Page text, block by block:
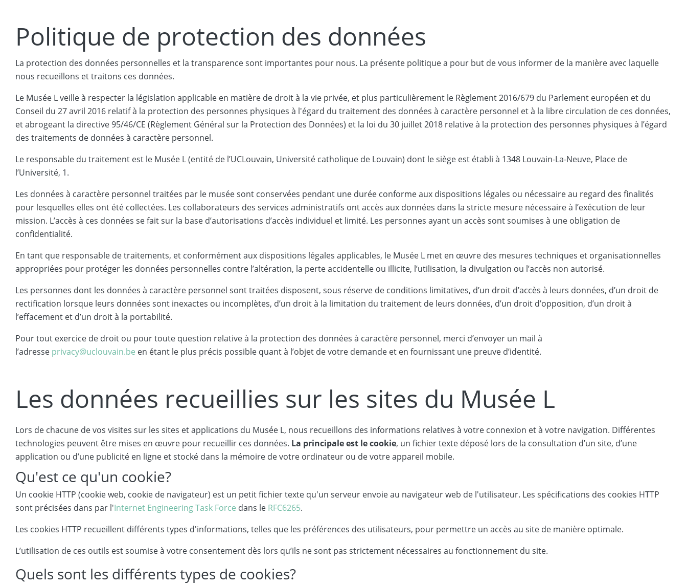
Politique de protection des données
La protection des données personnelles et la transparence sont importantes pour nous. La présente politique a pour but de vous informer de la manière avec laquelle
nous recueillons et traitons ces données.
Le Musée L veille à respecter la législation applicable en matière de droit à la vie privée, et plus particulièrement le Règlement 2016/679 du Parlement européen et du
Conseil du 27 avril 2016 relatif à la protection des personnes physiques à l'égard du traitement des données à caractère personnel et à la libre circulation de ces données,
et abrogeant la directive 95/46/CE (Règlement Général sur la Protection des Données) et la loi du 30 juillet 2018 relative à la protection des personnes physiques à l’égard
des traitements de données à caractère personnel.
Le responsable du traitement est le Musée L (entité de l’UCLouvain, Université catholique de Louvain) dont le siège est établi à 1348 Louvain-La-Neuve, Place de
l’Université, 1.
Les données à caractère personnel traitées par le musée sont conservées pendant une durée conforme aux dispositions légales ou nécessaire au regard des finalités
pour lesquelles elles ont été collectées. Les collaborateurs des services administratifs ont accès aux données dans la stricte mesure nécessaire à l’exécution de leur
mission. L’accès à ces données se fait sur la base d’autorisations d’accès individuel et limité. Les personnes ayant un accès sont soumises à une obligation de
confidentialité.
En tant que responsable de traitements, et conformément aux dispositions légales applicables, le Musée L met en œuvre des mesures techniques et organisationnelles
appropriées pour protéger les données personnelles contre l’altération, la perte accidentelle ou illicite, l’utilisation, la divulgation ou l’accès non autorisé.
Les personnes dont les données à caractère personnel sont traitées disposent, sous réserve de conditions limitatives, d’un droit d’accès à leurs données, d’un droit de
rectification lorsque leurs données sont inexactes ou incomplètes, d’un droit à la limitation du traitement de leurs données, d’un droit d’opposition, d’un droit à
l’effacement et d’un droit à la portabilité.
Pour tout exercice de droit ou pour toute question relative à la protection des données à caractère personnel, merci d’envoyer un mail à
l’adresse privacy@uclouvain.be en étant le plus précis possible quant à l’objet de votre demande et en fournissant une preuve d’identité.
Les données recueillies sur les sites du Musée L
Lors de chacune de vos visites sur les sites et applications du Musée L, nous recueillons des informations relatives à votre connexion et à votre navigation. Différentes
technologies peuvent être mises en œuvre pour recueillir ces données. La principale est le cookie, un fichier texte déposé lors de la consultation d’un site, d’une
application ou d’une publicité en ligne et stocké dans la mémoire de votre ordinateur ou de votre appareil mobile.
Qu'est ce qu'un cookie?
Un cookie HTTP (cookie web, cookie de navigateur) est un petit fichier texte qu'un serveur envoie au navigateur web de l'utilisateur. Les spécifications des cookies HTTP
sont précisées dans par l'Internet Engineering Task Force dans le RFC6265.
Les cookies HTTP recueillent différents types d'informations, telles que les préférences des utilisateurs, pour permettre un accès au site de manière optimale.
L’utilisation de ces outils est soumise à votre consentement dès lors qu’ils ne sont pas strictement nécessaires au fonctionnement du site.
Quels sont les différents types de cookies?